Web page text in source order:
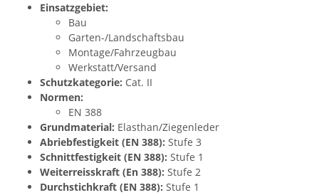
Einsatzgebiet:
Bau
Garten-/Landschaftsbau
Montage/Fahrzeugbau
Werkstatt/Versand
Schutzkategorie: Cat. II
Normen:
EN 388
Grundmaterial: Elasthan/Ziegenleder
Abriebfestigkeit (EN 388): Stufe 3
Schnittfestigkeit (EN 388): Stufe 1
Weiterreisskraft (En 388): Stufe 2
Durchstichkraft (EN 388): Stufe 1